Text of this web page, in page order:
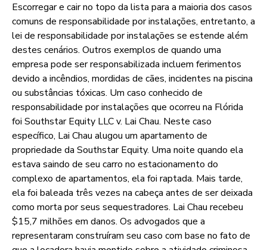
Escorregar e cair no topo da lista para a maioria dos casos
comuns de responsabilidade por instalações, entretanto, a
lei de responsabilidade por instalações se estende além
destes cenários. Outros exemplos de quando uma
empresa pode ser responsabilizada incluem ferimentos
devido a incêndios, mordidas de cães, incidentes na piscina
ou substâncias tóxicas. Um caso conhecido de
responsabilidade por instalações que ocorreu na Flórida
foi Southstar Equity LLC v. Lai Chau. Neste caso
específico, Lai Chau alugou um apartamento de
propriedade da Southstar Equity. Uma noite quando ela
estava saindo de seu carro no estacionamento do
complexo de apartamentos, ela foi raptada. Mais tarde,
ela foi baleada três vezes na cabeça antes de ser deixada
como morta por seus sequestradores. Lai Chau recebeu
$15,7 milhões em danos. Os advogados que a
representaram construíram seu caso com base no fato de